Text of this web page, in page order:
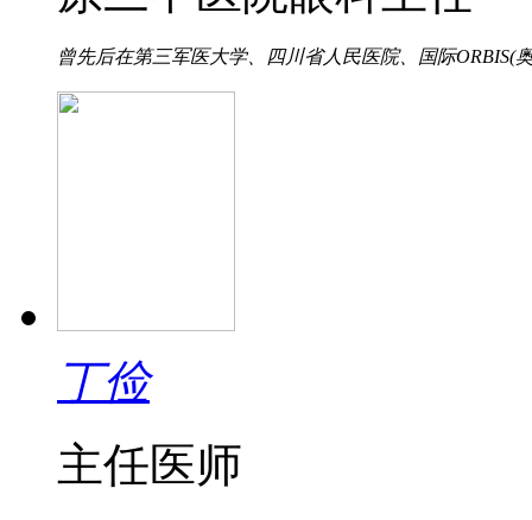
曾先后在第三军医大学、四川省人民医院、国际ORBIS(
丁俭
主任医师